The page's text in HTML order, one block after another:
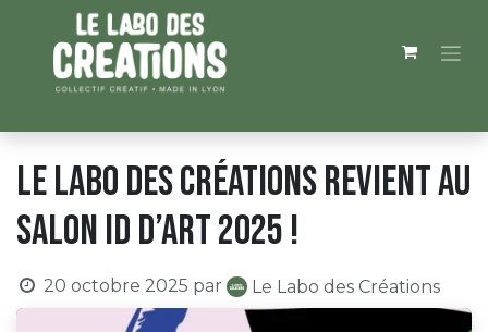
Se rendre au contenu
Le Labo des Créations revient au
Salon ID d’Art 2025 !
20 octobre 2025 par Le Labo des Créations